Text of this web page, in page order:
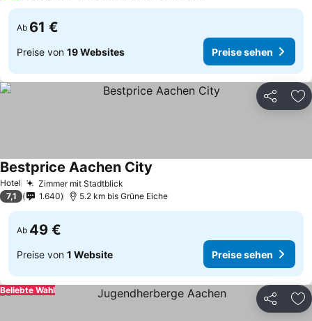
Ab 61 €
Preise von 19 Websites Preise sehen
Teilen
Hotel Zimmer mit Stadtblick
Bestprice Aachen City
7,1 1.640 5.2 km bis Grüne Eiche
Ab 49 €
Preise von 1 Website Preise sehen
Teilen
Beliebte Wahl